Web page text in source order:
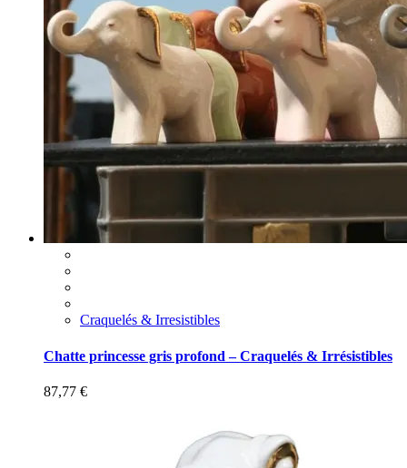
Craquelés & Irresistibles
Chatte princesse gris profond – Craquelés & Irrésistibles
87,77 €